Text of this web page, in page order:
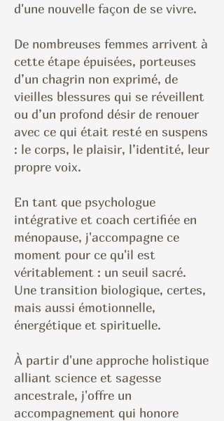
d'une nouvelle façon de se vivre.
De nombreuses femmes arrivent à
cette étape épuisées, porteuses
d’un chagrin non exprimé, de
vieilles blessures qui se réveillent
ou d’un profond désir de renouer
avec ce qui était resté en suspens
: le corps, le plaisir, l’identité, leur
propre voix.
En tant que psychologue
intégrative et coach certifiée en
ménopause, j'accompagne ce
moment pour ce qu'il est
véritablement : un seuil sacré.
Une transition biologique, certes,
mais aussi émotionnelle,
énergétique et spirituelle.
À partir d'une approche holistique
alliant science et sagesse
ancestrale, j'offre un
accompagnement qui honore